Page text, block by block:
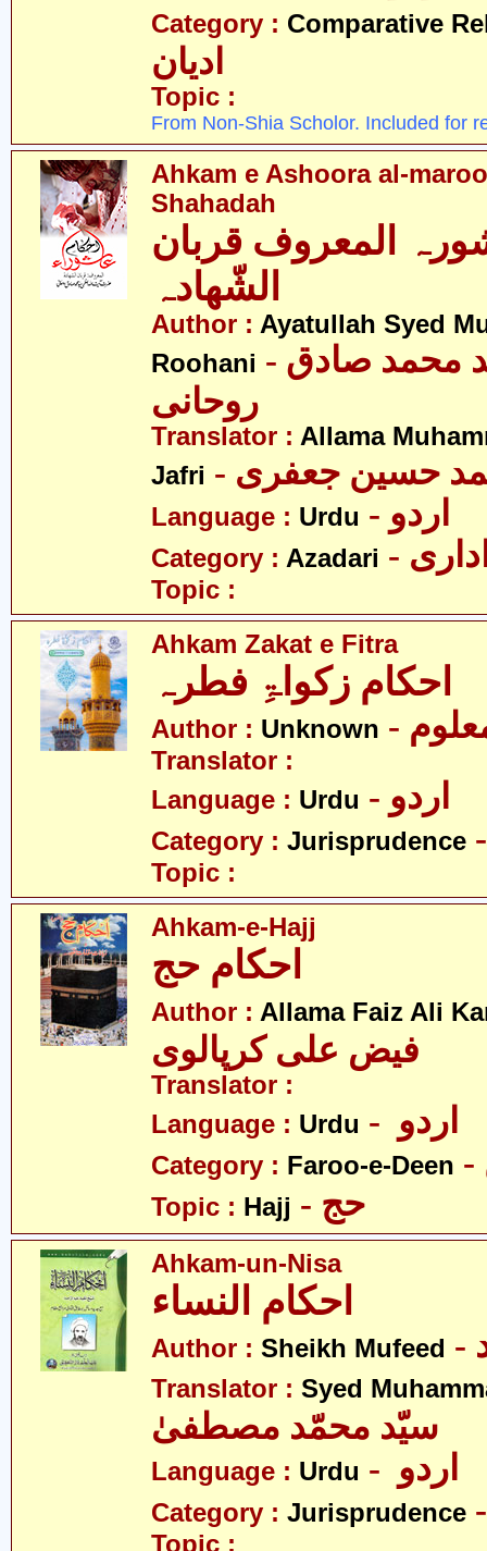
Category : Comparative
ادیان
Topic :
From Non-Shia Scholor. Included for
Ahkam e Ashoora al-
Shahadah
المعروف قربان
الشّھادہ
Author : Ayatullah Syed
Roohani - آیت اللہ سید محمد صادق
روحانی
Translator : Allama
Jafri
حسین جعفری
Language : Urdu - اردو
Category : Azadari
Topic :
Ahkam Zakat e Fitra
احکام زکواۃِ فطرہ
Author : Unknown معلوم
Translator :
Language : Urdu - اردو
Category : Jurisprudence
Topic :
Ahkam-e-Hajj
Author : Allama Faiz Ali
فیض علی کرپالوی
Translator :
Language : Urdu
Category : Faroo-e-Deen
Topic : Hajj - حج
Ahkam-un-Nisa
احکام النساء
Author : Sheikh Mufeed
Translator : Syed
Language : Urdu
Category : Jurisprudence
Topic :